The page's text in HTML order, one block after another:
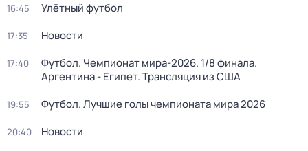
16:45 Улётный футбол
17:35 Новости
17:40
Футбол. Чемпионат мира-2026. 1/8 финала.
Аргентина - Египет. Трансляция из США
19:55 Футбол. Лучшие голы чемпионата мира 2026
20:40 Новости